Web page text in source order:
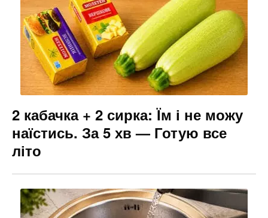
2 кабачка + 2 сирка: Їм і не можу
наїстись. За 5 хв — Готую все
літо